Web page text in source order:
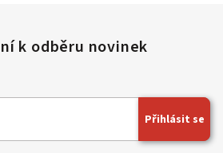
Přihlásit se